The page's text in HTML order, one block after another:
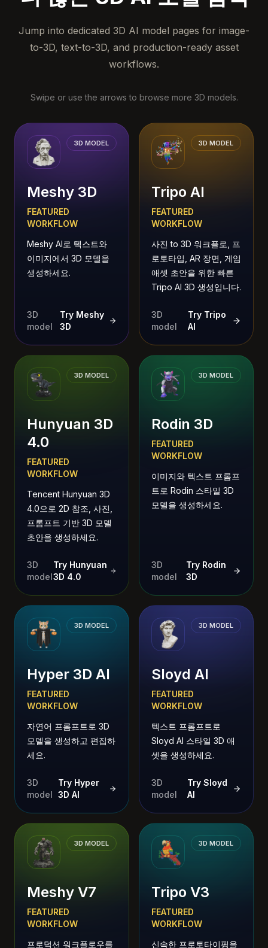
Jump into dedicated 3D AI model pages for image-
to-3D, text-to-3D, and production-ready asset
workflows.
Swipe or use the arrows to browse more 3D models.
3D MODEL
Meshy 3D
FEATURED
WORKFLOW
Meshy AI로 텍스트와
이미지에서 3D 모델을
생성하세요.
3D
model
Try Meshy
3D
3D MODEL
Tripo AI
FEATURED
WORKFLOW
사진 to 3D 워크플로, 프
로토타입, AR 장면, 게임
애셋 초안을 위한 빠른
Tripo AI 3D 생성입니다.
3D
model
Try Tripo
AI
3D MODEL
Hunyuan 3D
4.0
FEATURED
WORKFLOW
Tencent Hunyuan 3D
4.0으로 2D 참조, 사진,
프롬프트 기반 3D 모델
초안을 생성하세요.
3D
model
Try Hunyuan
3D 4.0
3D MODEL
Rodin 3D
FEATURED
WORKFLOW
이미지와 텍스트 프롬프
트로 Rodin 스타일 3D
모델을 생성하세요.
3D
model
Try Rodin
3D
3D MODEL
Hyper 3D AI
FEATURED
WORKFLOW
자연어 프롬프트로 3D
모델을 생성하고 편집하
세요.
3D
model
Try Hyper
3D AI
3D MODEL
Sloyd AI
FEATURED
WORKFLOW
텍스트 프롬프트로
Sloyd AI 스타일 3D 애
셋을 생성하세요.
3D
model
Try Sloyd
AI
3D MODEL
Meshy V7
FEATURED
WORKFLOW
프로덕션 워크플로우를
3D MODEL
Tripo V3
FEATURED
WORKFLOW
신속한 프로토타이핑을